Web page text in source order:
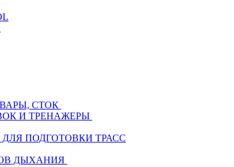
СТОК
И ТРЕНАЖЕРЫ
ПОДГОТОВКИ ТРАСС
ДЫХАНИЯ